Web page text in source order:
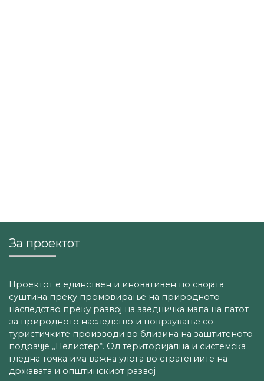
За проектот
Проектот е единствен и иновативен по својата
суштина преку промовирање на природното
наследство преку развој на заедничка мапа на патот
за природното наследство и поврзување со
туристичките производи во близина на заштитеното
подрачје „Пелистер“. Од територијална и системска
гледна точка има важна улога во стратегиите на
државата и општинскиот развој